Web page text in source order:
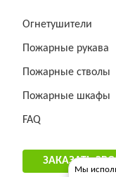
Огнетушители
Пожарные рукава
Пожарные стволы
Пожарные шкафы
FAQ
ЗАКАЗАТЬ
Мы